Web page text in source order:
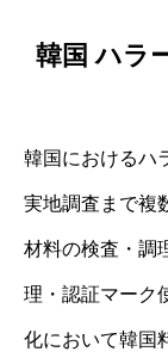
韓国 ハラ
韓国におけるハ
実地調査まで複
材料の検査・調
理・認証マーク
化において韓国